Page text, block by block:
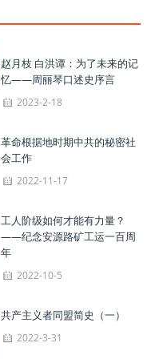
赵月枝 白洪谭：为了未来的记
忆——周丽琴口述史序言
2023-2-18
革命根据地时期中共的秘密社
会工作
2022-11-17
工人阶级如何才能有力量？
——纪念安源路矿工运一百周
年
2022-10-5
共产主义者同盟简史（一）
2022-3-31